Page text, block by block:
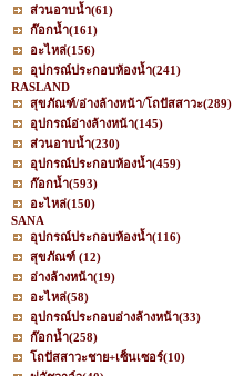
ส่วนอาบน้ำ(61)
ก๊อกน้ำ(161)
อะไหล่(156)
อุปกรณ์ประกอบห้องน้ำ(241)
RASLAND
สุขภัณฑ์/อ่างล้างหน้า/โถปัสสาวะ(289)
อุปกรณ์อ่างล้างหน้า(145)
ส่วนอาบน้ำ(230)
อุปกรณ์ประกอบห้องน้ำ(459)
ก๊อกน้ำ(593)
อะไหล่(150)
SANA
อุปกรณ์ประกอบห้องน้ำ(116)
สุขภัณฑ์ (12)
อ่างล้างหน้า(19)
อะไหล่(58)
อุปกรณ์ประกอบอ่างล้างหน้า(33)
ก๊อกน้ำ(258)
โถปัสสาวะชาย+เซ็นเซอร์(10)